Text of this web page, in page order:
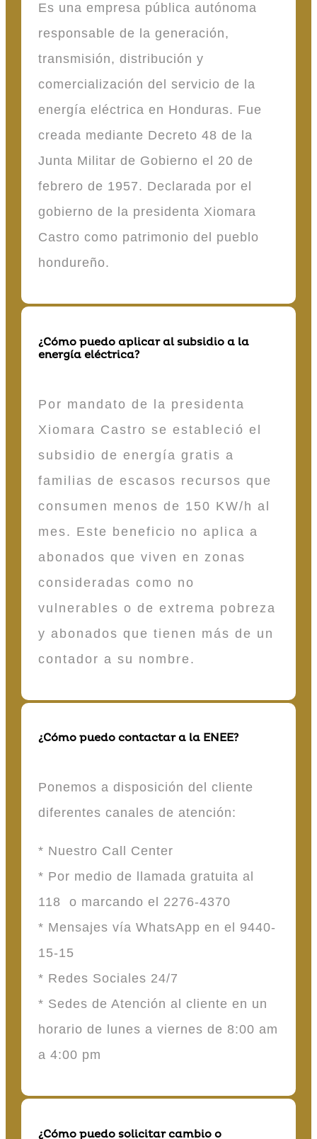
Es una empresa pública autónoma
responsable de la generación,
transmisión, distribución y
comercialización del servicio de la
energía eléctrica en Honduras. Fue
creada mediante Decreto 48 de la
Junta Militar de Gobierno el 20 de
febrero de 1957. Declarada por el
gobierno de la presidenta Xiomara
Castro como patrimonio del pueblo
hondureño.
¿Cómo puedo aplicar al subsidio a la
energía eléctrica?
Por mandato de la presidenta
Xiomara Castro se estableció el
subsidio de energía gratis a
familias de escasos recursos que
consumen menos de 150 KW/h al
mes. Este beneficio no aplica a
abonados que viven en zonas
consideradas como no
vulnerables o de extrema pobreza
y abonados que tienen más de un
contador a su nombre.
¿Cómo puedo contactar a la ENEE?
Ponemos a disposición del cliente
diferentes canales de atención:
* Nuestro Call Center
* Por medio de llamada gratuita al
118 o marcando el 2276-4370
* Mensajes vía WhatsApp en el 9440-
15-15
* Redes Sociales 24/7
* Sedes de Atención al cliente en un
horario de lunes a viernes de 8:00 am
a 4:00 pm
¿Cómo puedo solicitar cambio o